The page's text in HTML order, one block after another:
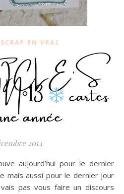
SCRAP EN VRAC
cartes
année
2014
mais aussi pour le dernier jour
pas vous faire un discours